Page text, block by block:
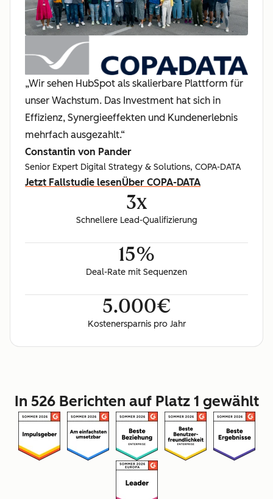
„Wir sehen HubSpot als skalierbare Plattform für
unser Wachstum. Das Investment hat sich in
Effizienz, Synergieeffekten und Kundenerlebnis
mehrfach ausgezahlt.“
Constantin von Pander
Senior Expert Digital Strategy & Solutions, COPA-DATA
Jetzt Fallstudie lesenÜber COPA-DATA
3x
Schnellere Lead-Qualifizierung
15%
Deal-Rate mit Sequenzen
5.000€
Kostenersparnis pro Jahr
In 526 Berichten auf Platz 1 gewählt